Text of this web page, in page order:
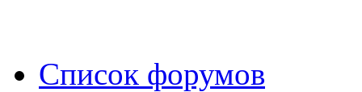
Список форумов